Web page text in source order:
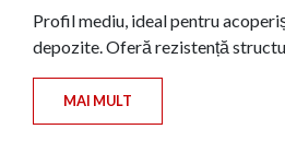
Profil mediu, ideal pentru
depozite. Oferă rezistență
MAI MULT